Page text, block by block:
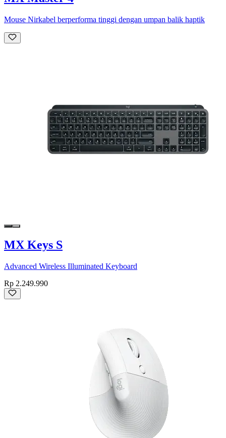
Mouse Nirkabel berperforma tinggi dengan umpan balik haptik
MX Keys S
Advanced Wireless Illuminated Keyboard
Rp 2.249.990